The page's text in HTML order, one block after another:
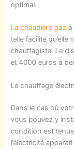
optimal.
La chaudière gaz à
telle facilité
chauffagiste. Le
et 4000 euros à
Le chauffage
Dans le cas où
vous pouvez y
condition est
l’électricité